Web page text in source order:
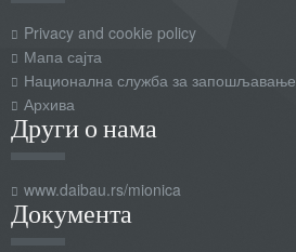
Privacy and cookie policy
Мапа сајта
Национална служба за запошљавање
Архива
Други о нама
www.daibau.rs/mionica
Документа